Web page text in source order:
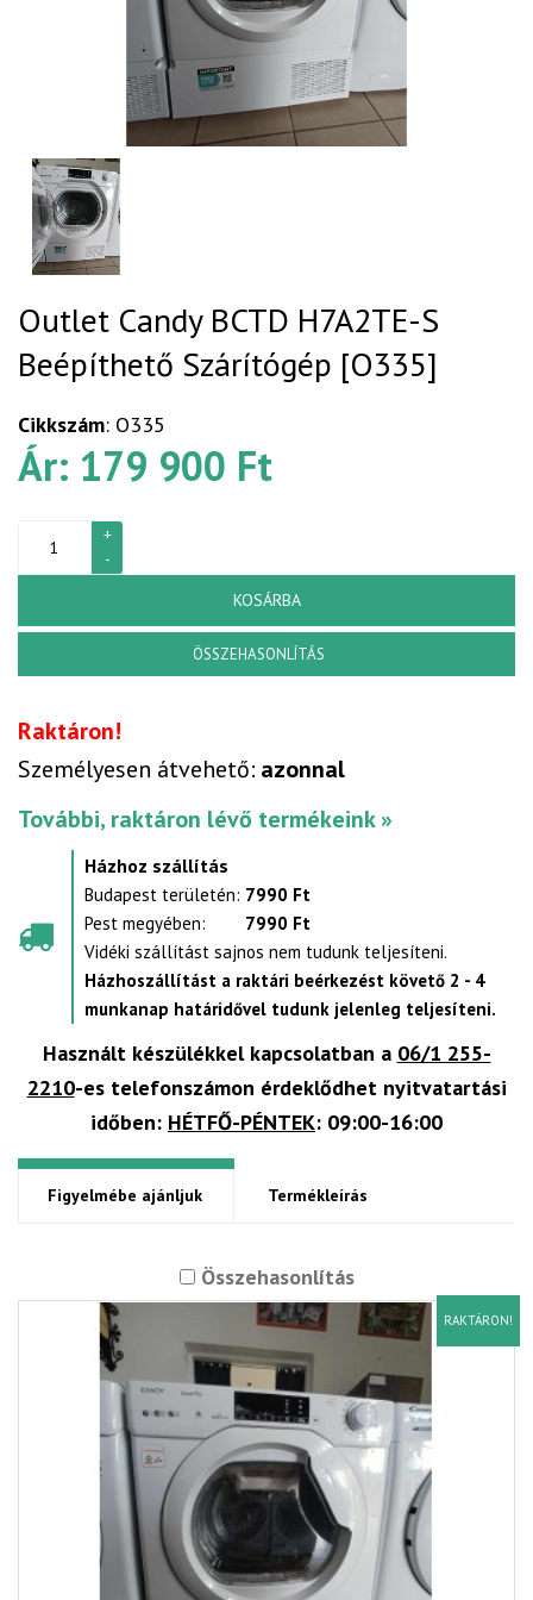
Outlet Candy BCTD H7A2TE-S
Beépíthető Szárítógép [O335]
Cikkszám: O335
Ár: 179 900 Ft
KOSÁRBA
ÖSSZEHASONLÍTÁS
Raktáron!
Személyesen átvehető: azonnal
További, raktáron lévő termékeink »
Házhoz szállítás
Budapest területén: 7990 Ft
Pest megyében:
7990 Ft
Vidéki szállítást sajnos nem tudunk teljesíteni.
Házhoszállítást a raktári beérkezést követő 2 - 4
munkanap határidővel tudunk jelenleg teljesíteni.
Használt készülékkel kapcsolatban a 06/1 255-
2210-es telefonszámon érdeklődhet nyitvatartási
időben: HÉTFŐ-PÉNTEK: 09:00-16:00
Figyelmébe ajánljuk Termékleírás
Összehasonlítás
RAKTÁRON!